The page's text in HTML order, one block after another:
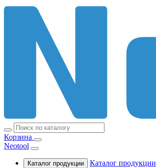
Корзина
Neotool
Каталог продукции
Каталог продукции